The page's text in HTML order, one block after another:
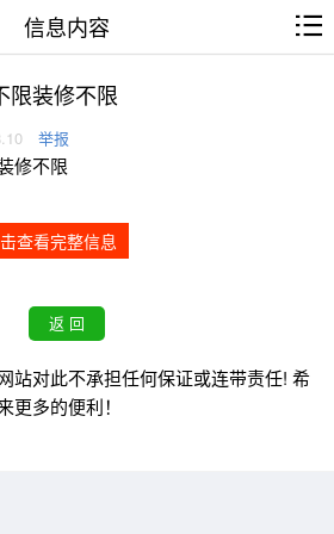
信息内容
限装修不限
举报
修不限
查看完整信息
站对此不承担任何保证或连带责任! 希
更多的便利！